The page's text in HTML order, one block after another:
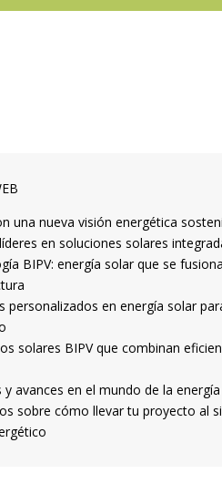
una nueva visión energética
en soluciones solares
BIPV: energía solar que se
personalizados en energía solar
solares BIPV que combinan
y avances en el mundo de la
sobre cómo llevar tu proyecto al